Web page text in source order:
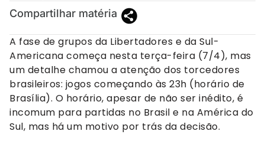
Compartilhar matéria
A fase de grupos da Libertadores e da Sul-
Americana começa nesta terça-feira (7/4), mas
um detalhe chamou a atenção dos torcedores
brasileiros: jogos começando às 23h (horário de
Brasília). O horário, apesar de não ser inédito, é
incomum para partidas no Brasil e na América do
Sul, mas há um motivo por trás da decisão.